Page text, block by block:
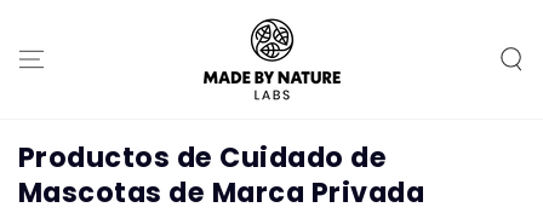
Colección:
Productos de Cuidado de
Mascotas de Marca Privada